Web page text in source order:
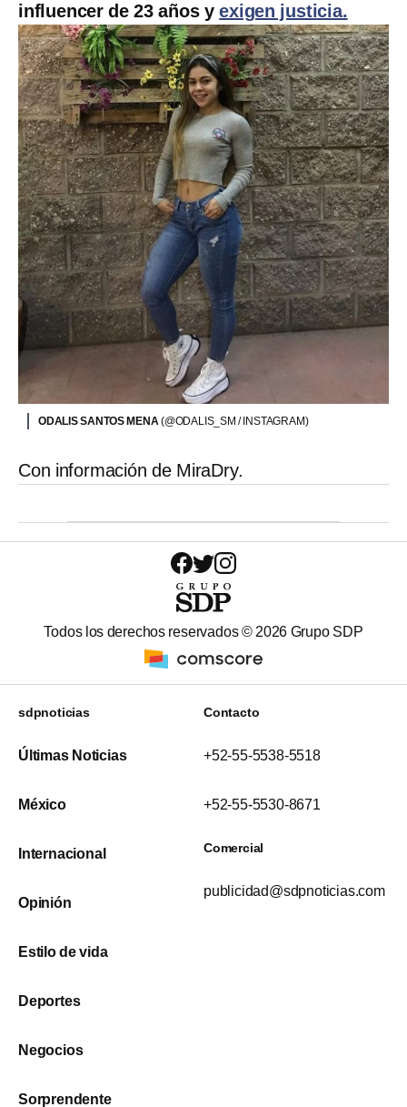
influencer de 23 años yexigen justicia.
ODALIS SANTOS MENA(@ODALIS_SM / INSTAGRAM)
Con información de MiraDry.
Todos los derechos reservados © 2026 Grupo SDP
sdpnoticias
Últimas Noticias
México
Internacional
Opinión
Estilo de vida
Deportes
Negocios
Sorprendente
Contacto
+52-55-5538-5518
+52-55-5530-8671
Comercial
publicidad@sdpnoticias.com